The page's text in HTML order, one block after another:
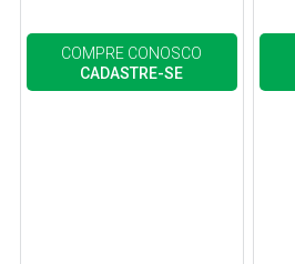
COMPRE CONOSCO
CADASTRE-SE